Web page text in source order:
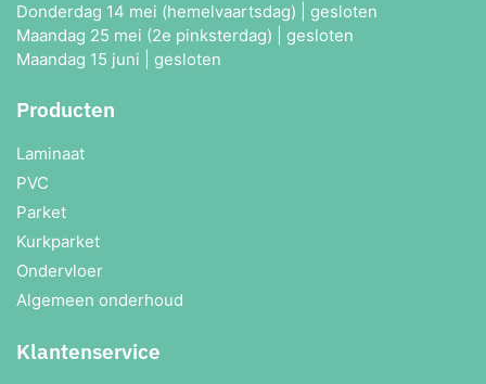
Donderdag 14 mei (hemelvaartsdag) | gesloten
Maandag 25 mei (2e pinksterdag) | gesloten
Maandag 15 juni | gesloten
Producten
Laminaat
PVC
Parket
Kurkparket
Ondervloer
Algemeen onderhoud
Klantenservice